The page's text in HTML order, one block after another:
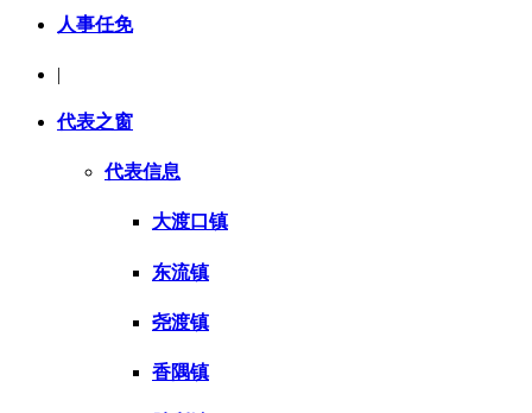
人事任免
|
代表之窗
代表信息
大渡口镇
东流镇
尧渡镇
香隅镇